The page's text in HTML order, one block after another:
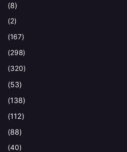
(8)
(2)
(167)
(298)
(320)
(53)
(138)
(112)
(88)
(40)